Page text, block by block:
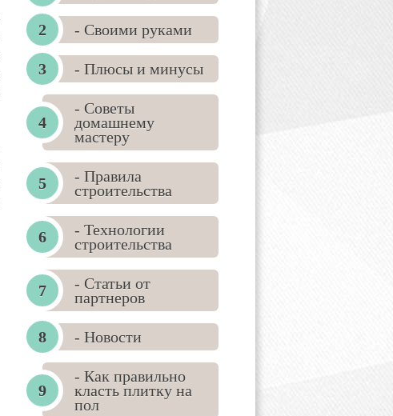
- Своими руками
- Плюсы и минусы
- Советы
домашнему
мастеру
- Правила
строительства
- Технологии
строительства
- Статьи от
партнеров
- Новости
- Как правильно
класть плитку на
пол